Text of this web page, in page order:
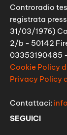
Controradio
registrata
31/03/1976)
2/b - 50142
03353190485 -
Cookie Policy
Privacy Policy
Contattaci:
SEGUICI